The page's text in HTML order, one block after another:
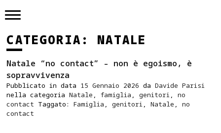
to
CATEGORIA: NATALE
Natale “no contact” – non è egoismo, è
sopravvivenza
Pubblicato in data 15 Gennaio 2026 daDavide Parisi
nella categoriaNatale ,famiglia ,genitori,no
contact Taggato:Famiglia ,genitori,Natale ,no
contact